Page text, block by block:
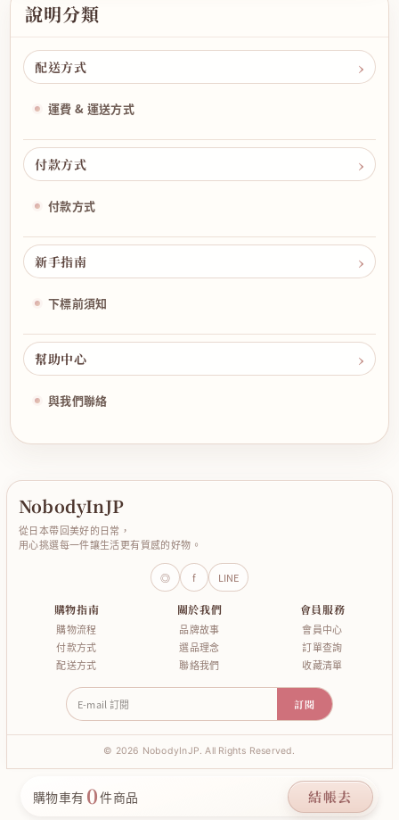
購物車有 0件商品 結帳去
說明分類
配送方式
運費 & 運送方式
付款方式
付款方式
新手指南
下標前須知
幫助中心
與我們聯絡
NobodyInJP
從日本帶回美好的日常，
用心挑選每一件讓生活更有質感的好物。
◎ f LINE
購物指南
購物流程
付款方式
配送方式
關於我們
品牌故事
選品理念
聯絡我們
會員服務
會員中心
訂單查詢
收藏清單
E-mail 訂閱 訂閱
© 2026 NobodyInJP. All Rights Reserved.